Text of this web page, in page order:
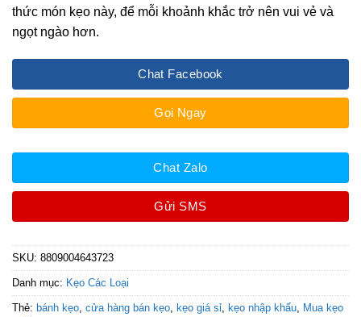
thức món kẹo này, để mỗi khoảnh khắc trở nên vui vẻ và
ngọt ngào hơn.
Chat Facebook
Gọi Ngay
Chat Zalo
Gửi SMS
SKU: 8809004643723
Danh mục: Kẹo Các Loại
Thẻ: bánh kẹo, cửa hàng bán kẹo, kẹo giá sỉ, kẹo nhập khẩu, Mua kẹo